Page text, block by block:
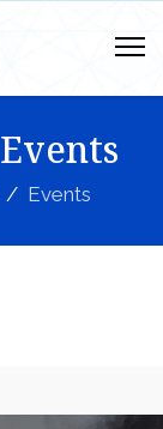
Events
Events